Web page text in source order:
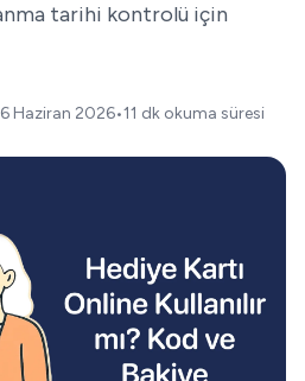
tarihi kontrolü için
Haziran 2026•11 dk okuma süresi